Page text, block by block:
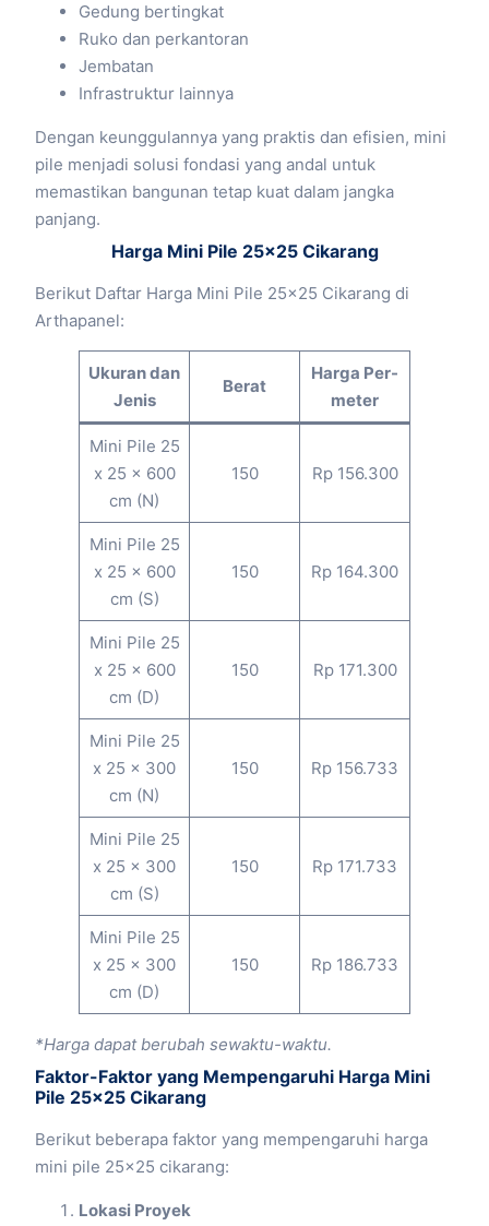
Gedung bertingkat
Ruko dan perkantoran
Jembatan
Infrastruktur lainnya
Dengan keunggulannya yang praktis dan efisien, mini
pile menjadi solusi fondasi yang andal untuk
memastikan bangunan tetap kuat dalam jangka
panjang.
Harga Mini Pile 25×25 Cikarang
Berikut Daftar Harga Mini Pile 25×25 Cikarang di
Arthapanel:
Ukuran dan
Jenis
Berat
Harga Per-
meter
Mini Pile 25
x 25 x 600
cm (N)
150 Rp 156.300
Mini Pile 25
x 25 x 600
cm (S)
150 Rp 164.300
Mini Pile 25
x 25 x 600
cm (D)
150 Rp 171.300
Mini Pile 25
x 25 x 300
cm (N)
150 Rp 156.733
Mini Pile 25
x 25 x 300
cm (S)
150 Rp 171.733
Mini Pile 25
x 25 x 300
cm (D)
150 Rp 186.733
*Harga dapat berubah sewaktu-waktu.
Faktor-Faktor yang Mempengaruhi Harga Mini
Pile 25×25 Cikarang
Berikut beberapa faktor yang mempengaruhi harga
mini pile 25×25 cikarang:
Lokasi Proyek